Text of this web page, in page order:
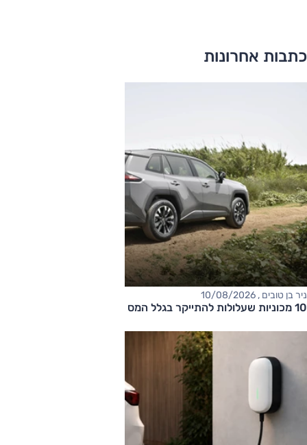
כתבות אחרונות
ניר בן טובים , 10/08/2026
10 מכוניות שעלולות להתייקר בגלל המס הירוק